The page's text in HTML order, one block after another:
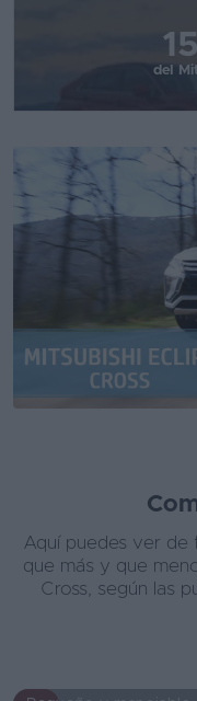
del
Aquí puedes ver de
que más y que
Cross, según las